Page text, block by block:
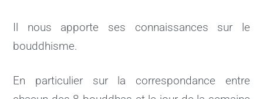
Il nous apporte ses connaissances sur le
bouddhisme.
En particulier sur la correspondance entre